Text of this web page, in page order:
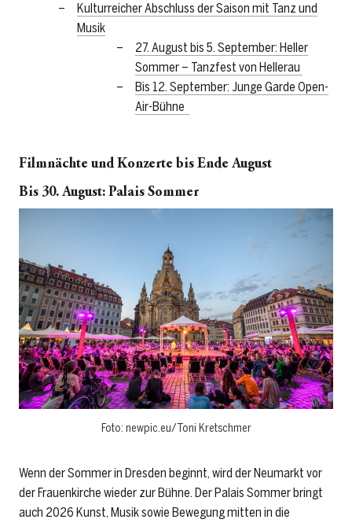
Kulturreicher Abschluss der Saison mit Tanz und
Musik
27. August bis 5. September: Heller
Sommer – Tanzfest von Hellerau
Bis 12. September: Junge Garde Open-
Air-Bühne
Filmnächte und Konzerte bis Ende August
Bis 30. August: Palais Sommer
Foto: newpic.eu/Toni Kretschmer
Wenn der Sommer in Dresden beginnt, wird der Neumarkt vor
der Frauenkirche wieder zur Bühne. Der Palais Sommer bringt
auch 2026 Kunst, Musik sowie Bewegung mitten in die